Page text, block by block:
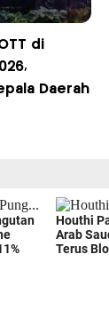
di
Daerah